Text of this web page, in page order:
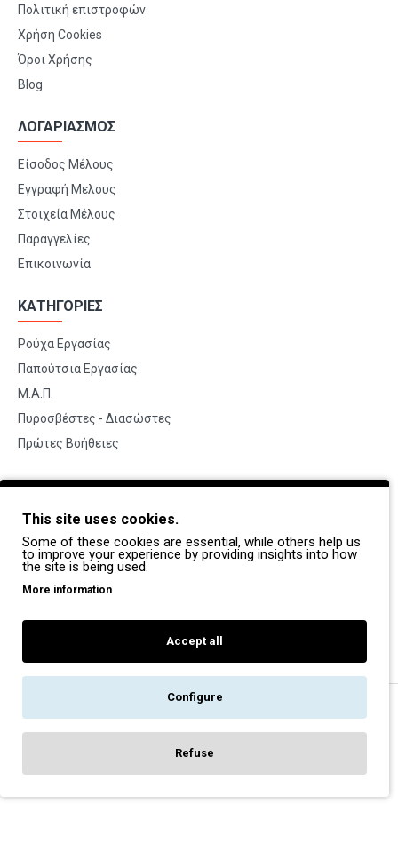
Πολιτική επιστροφών
Χρήση Cookies
Όροι Χρήσης
Blog
ΛΟΓΑΡΙΑΣΜΟΣ
Είσοδος Μέλους
Εγγραφή Μελους
Στοιχεία Μέλους
Παραγγελίες
Επικοινωνία
ΚΑΤΗΓΟΡΙΕΣ
Ρούχα Εργασίας
Παπούτσια Εργασίας
Μ.Α.Π.
Πυροσβέστες - Διασώστες
Πρώτες Βοήθειες
BRANDS
Payper
Dike
Coverguard
Portwest
Exena
This site uses cookies.
Some of these cookies are essential, while others help us
to improve your experience by providing insights into how
the site is being used.
More information
Accept all
Configure
Refuse